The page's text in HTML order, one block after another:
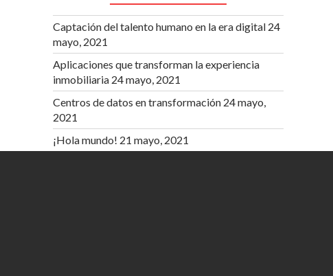
Captación del talento humano en la era digital 24
mayo, 2021
Aplicaciones que transforman la experiencia
inmobiliaria 24 mayo, 2021
Centros de datos en transformación 24 mayo,
2021
¡Hola mundo! 21 mayo, 2021